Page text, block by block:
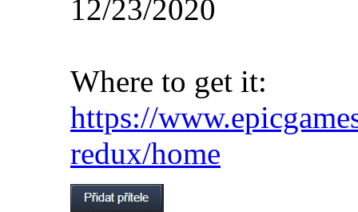
12/23/2020
Where to get it:
https://
redux/home